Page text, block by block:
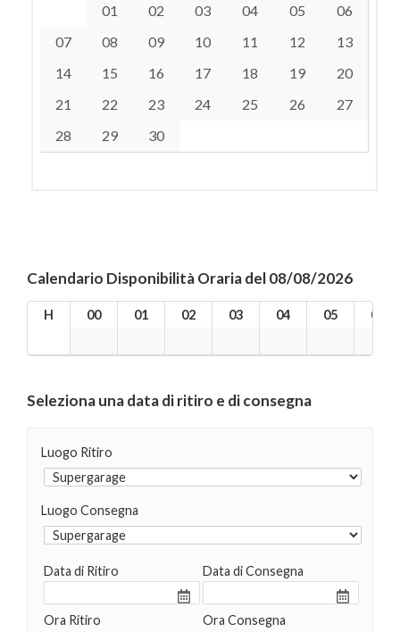
01 02 03 04 05
06
07
08 09 10 11 12
13
14
15 16 17 18 19
20
21
22 23 24 25 26
27
28
29 30
Calendario Disponibilità Oraria del 08/08/2026
H 00 01 02 03 04 05 06
Seleziona una data di ritiro e di consegna
Luogo Ritiro
Luogo Consegna
Data di Ritiro
Ora Ritiro
Data di Consegna
Ora Consegna